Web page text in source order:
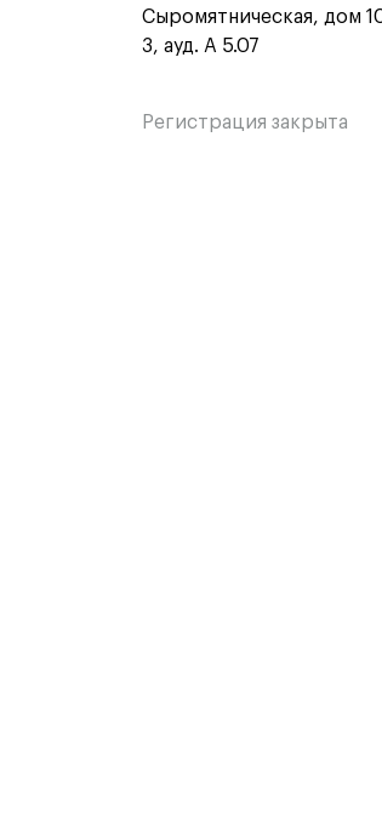
Сыромятническая, дом
3, ауд. A 5.07
Регистрация закрыта